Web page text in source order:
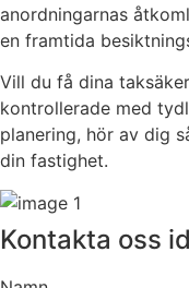
anordningarnas
en framtida
Vill du få dina
kontrollerade med
planering, hör av dig
din fastighet.
Kontakta oss